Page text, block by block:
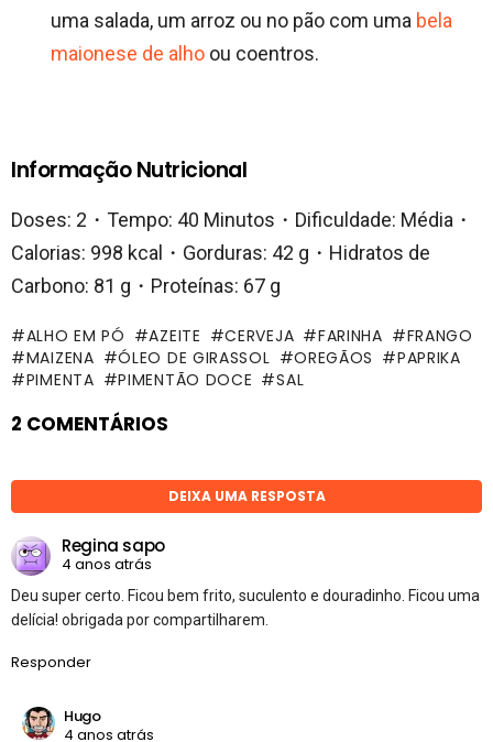
uma salada, um arroz ou no pão com uma bela
maionese de alho ou coentros.
Informação Nutricional
Doses: 2・Tempo: 40 Minutos・Dificuldade: Média・
Calorias: 998 kcal・Gorduras: 42 g・Hidratos de
Carbono: 81 g・Proteínas: 67 g
ALHO EM PÓ AZEITE CERVEJA FARINHA
FRANGO
MAIZENA
ÓLEO DE GIRASSOL OREGÃOS
PAPRIKA
PIMENTA
PIMENTÃO DOCE SAL
2 COMENTÁRIOS
DEIXA UMA RESPOSTA
Regina sapo
4 anos atrás
Deu super certo. Ficou bem frito, suculento e douradinho. Ficou uma
delícia! obrigada por compartilharem.
Responder
Hugo
4 anos atrás